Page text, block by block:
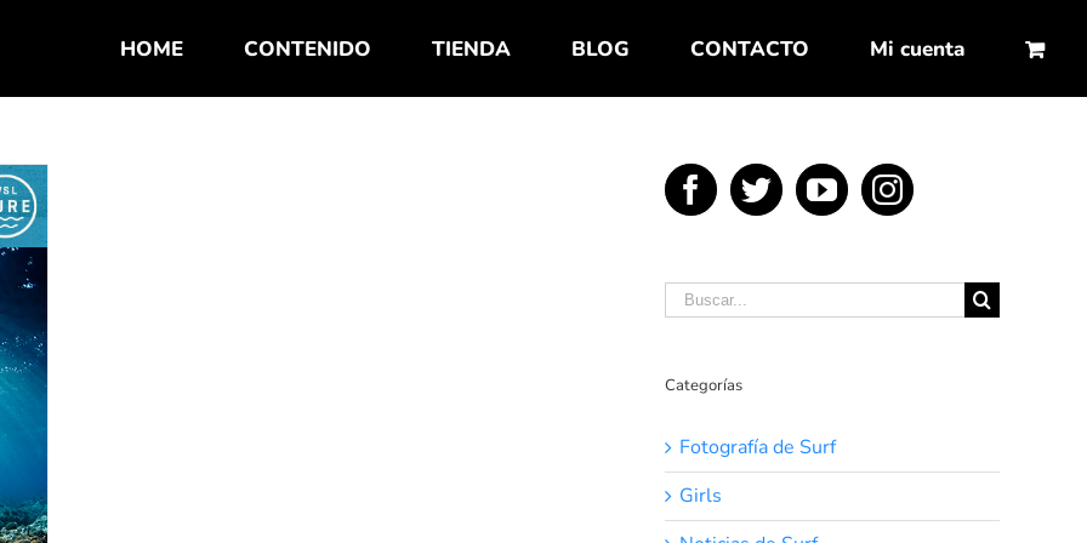
HOME CONTENIDO TIENDA BLOG CONTACTO Mi cuenta
Buscar:
Categorías
Fotografía de Surf
Girls